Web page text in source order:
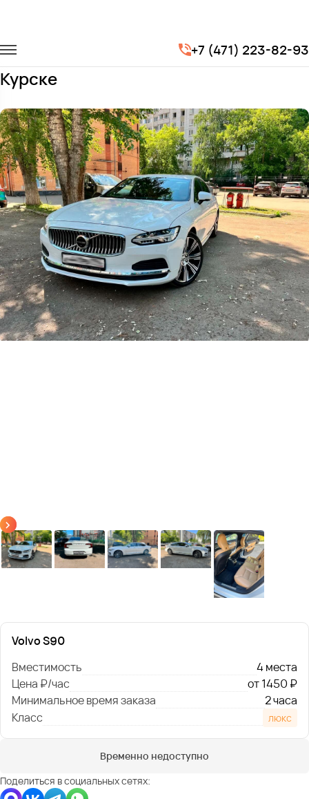
+7 (471) 223-82-93
Легковые автомобили
Заказать Volvo S90 с водителем в
Курске
Volvo S90
Вместимость
4 места
Цена ₽/час
от 1450 ₽
Минимальное время заказа
2 часа
Класс
люкс
Временно недоступно
Поделиться в социальных сетях: